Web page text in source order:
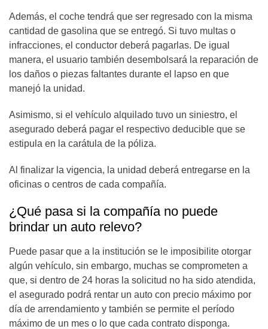
Además, el coche tendrá que ser regresado con la misma
cantidad de gasolina que se entregó. Si tuvo multas o
infracciones, el conductor deberá pagarlas. De igual
manera, el usuario también desembolsará la reparación de
los daños o piezas faltantes durante el lapso en que
manejó la unidad.
Asimismo, si el vehículo alquilado tuvo un siniestro, el
asegurado deberá pagar el respectivo deducible que se
estipula en la carátula de la póliza.
Al finalizar la vigencia, la unidad deberá entregarse en la
oficinas o centros de cada compañía.
¿Qué pasa si la compañía no puede
brindar un auto relevo?
Puede pasar que a la institución se le imposibilite otorgar
algún vehículo, sin embargo, muchas se comprometen a
que, si dentro de 24 horas la solicitud no ha sido atendida,
el asegurado podrá rentar un auto con precio máximo por
día de arrendamiento y también se permite el período
máximo de un mes o lo que cada contrato disponga.